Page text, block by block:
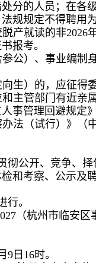
分的人员；在各
规规定不得聘用
脱产就读的非
报考。
参公）、事业编
向生）的，应征
和主管部门有近
事管理回避规定
法（试行）》（
彻公开、竞争、
和考察、公示及
行。
（杭州市临安
日16时。